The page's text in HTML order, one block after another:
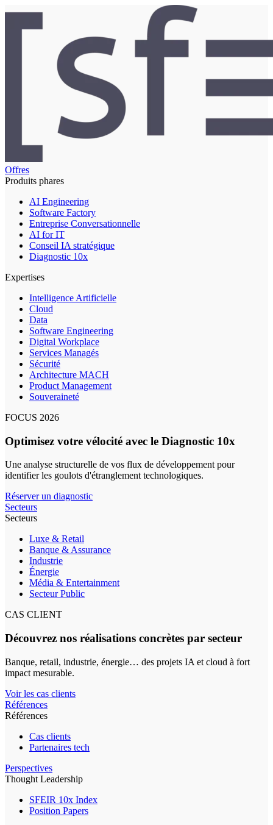
Offres
Produits phares
AI Engineering
Software Factory
Entreprise Conversationnelle
AI for IT
Conseil IA stratégique
Diagnostic 10x
Expertises
Intelligence Artificielle
Cloud
Data
Software Engineering
Digital Workplace
Services Managés
Sécurité
Architecture MACH
Product Management
Souveraineté
FOCUS 2026
Optimisez votre vélocité avec le Diagnostic 10x
Une analyse structurelle de vos flux de développement pour
identifier les goulots d'étranglement technologiques.
Réserver un diagnostic
Secteurs
Secteurs
Luxe & Retail
Banque & Assurance
Industrie
Énergie
Média & Entertainment
Secteur Public
CAS CLIENT
Découvrez nos réalisations concrètes par secteur
Banque, retail, industrie, énergie… des projets IA et cloud à fort
impact mesurable.
Voir les cas clients
Références
Références
Cas clients
Partenaires tech
Perspectives
Thought Leadership
SFEIR 10x Index
Position Papers